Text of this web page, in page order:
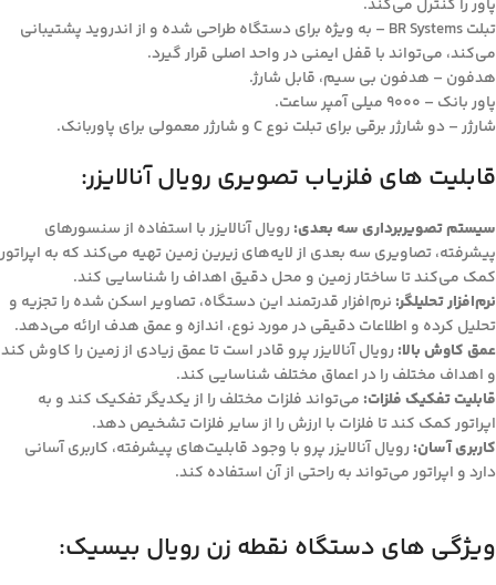
پاور را کنترل می‌کند.
تبلت BR Systems – به ویژه برای دستگاه طراحی شده و از اندروید پشتیبانی
می‌کند، می‌تواند با قفل ایمنی در واحد اصلی قرار گیرد.
هدفون – هدفون بی سیم، قابل شارژ.
پاور بانک – 9000 میلی آمپر ساعت.
شارژر – دو شارژر برقی برای تبلت نوع C و شارژر معمولی برای پاوربانک.
قابلیت‌ های فلزیاب تصویری رویال آنالایزر:
سیستم تصویربرداری سه بعدی: رویال آنالایزر با استفاده از سنسورهای
پیشرفته، تصاویری سه بعدی از لایه‌های زیرین زمین تهیه می‌کند که به اپراتور
کمک می‌کند تا ساختار زمین و محل دقیق اهداف را شناسایی کند.
نرم‌افزار تحلیلگر: نرم‌افزار قدرتمند این دستگاه، تصاویر اسکن شده را تجزیه و
تحلیل کرده و اطلاعات دقیقی در مورد نوع، اندازه و عمق هدف ارائه می‌دهد.
عمق کاوش بالا: رویال آنالایزر پرو قادر است تا عمق زیادی از زمین را کاوش کند
و اهداف مختلف را در اعماق مختلف شناسایی کند.
قابلیت تفکیک فلزات: می‌تواند فلزات مختلف را از یکدیگر تفکیک کند و به
اپراتور کمک کند تا فلزات با ارزش را از سایر فلزات تشخیص دهد.
کاربری آسان: رویال آنالایزر پرو با وجود قابلیت‌های پیشرفته، کاربری آسانی
دارد و اپراتور می‌تواند به راحتی از آن استفاده کند.
ویژگی های دستگاه نقطه زن رویال بیسیک: